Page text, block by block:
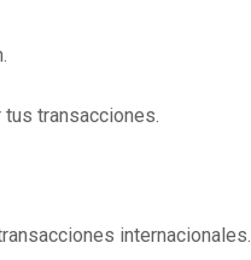
transacciones.
internacionales.